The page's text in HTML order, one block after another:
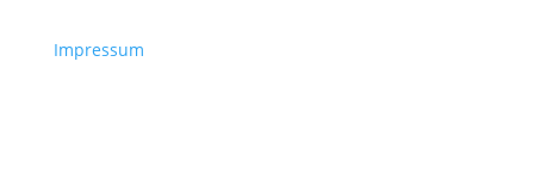
Impressum